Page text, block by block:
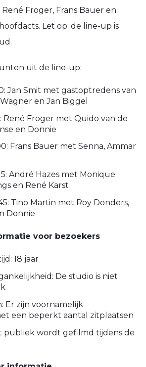
René Froger, Frans Bauer en
Let op: de line-up is
uit de line-up:
Jan Smit met gastoptredens van
en Jan Biggel
René Froger met Quido van de
en Donnie
Frans Bauer met Senna, Ammar
André Hazes met Monique
en René Karst
Tino Martin met Roy Donders,
Donnie
voor bezoekers
18 jaar
De studio is niet
Er zijn voornamelijk
een beperkt aantal zitplaatsen
publiek wordt gefilmd tijdens de